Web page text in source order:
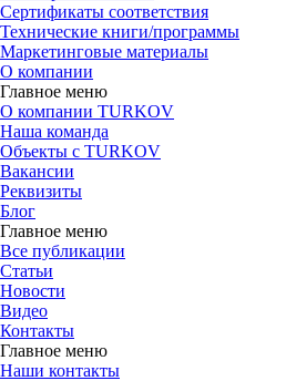
Сертификаты соответствия
Технические книги/программы
Маркетинговые материалы
О компании
Главное меню
О компании TURKOV
Наша команда
Объекты с TURKOV
Вакансии
Реквизиты
Блог
Главное меню
Все публикации
Статьи
Новости
Видео
Контакты
Главное меню
Наши контакты